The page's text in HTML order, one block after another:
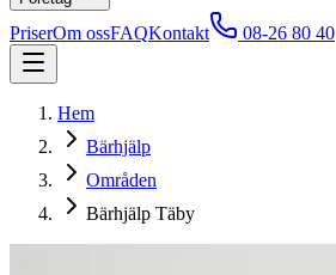
PriserOm ossFAQKontakt 08-26 80 40
Hem
Bärhjälp
Områden
Bärhjälp Täby